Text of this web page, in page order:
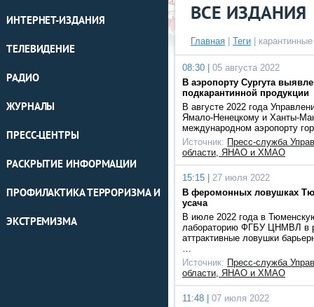
ИНТЕРНЕТ-ИЗДАНИЯ
ТЕЛЕВИДЕНИЕ
РАДИО
ЖУРНАЛЫ
ПРЕСС-ЦЕНТРЫ
РАСКРЫТИЕ ИНФОРМАЦИИ
ПРОФИЛАКТИКА ТЕРРОРИЗМА И
ЭКСТРЕМИЗМА
ВСЕ ИЗДАНИЯ
Главная Теги |
08:30 |
05 августа 2022
В аэропорту Сургута
подкарантинной продукции
В августе 2022 года
Ямало-Ненецкому и Ханты-
международном аэропорту
Источник: Пресс-служба
области, ЯНАО и ХМАО
15:15 |
27 июля 2022
В феромонных ловушках
усача
В июле 2022 года в
лабораторию ФГБУ ЦНМВЛ в
аттрактивные ловушки
…
Источник: Пресс-служба
области, ЯНАО и ХМАО
11:48 |
07 июля 2022